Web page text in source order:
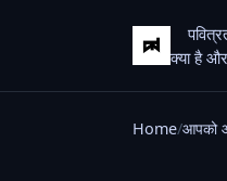
क्या है
Home आपको